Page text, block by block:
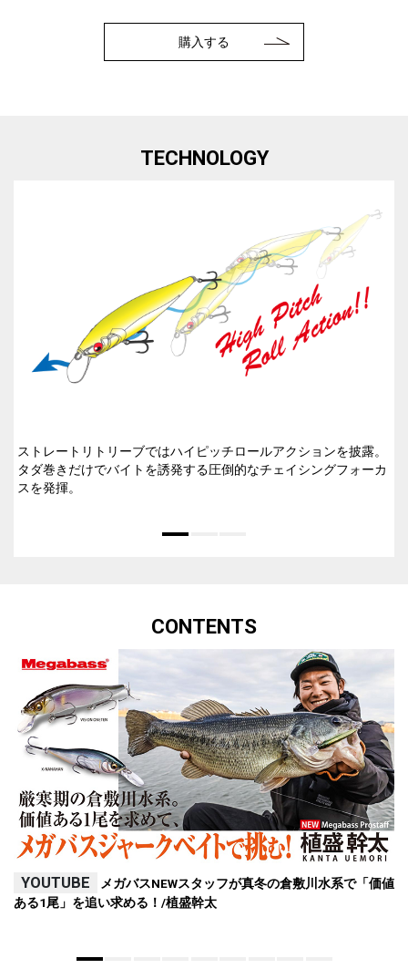
購入する
TECHNOLOGY
ストレートリトリーブではハイピッチロールアクションを披露。
タダ巻きだけでバイトを誘発する圧倒的なチェイシングフォーカ
スを発揮。
CONTENTS
YOUTUBE
メガバスNEWスタッフが真冬の倉敷川水系で「価値
ある1尾」を追い求める！/植盛幹太